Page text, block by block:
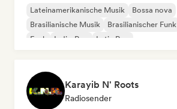
Lateinamerikanische Musik
Bossa nova
Brasilianische Musik
Brasilianischer Funk
Funk
Indie-Pop Latin Pop
Karayib N' Roots
Radiosender